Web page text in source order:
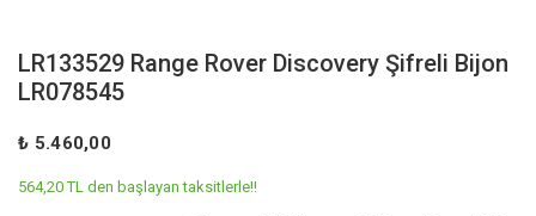
LR133529 Range Rover Discovery Şifreli Bijon
LR078545
₺ 5.460,00
564,20 TL den başlayan taksitlerle!!